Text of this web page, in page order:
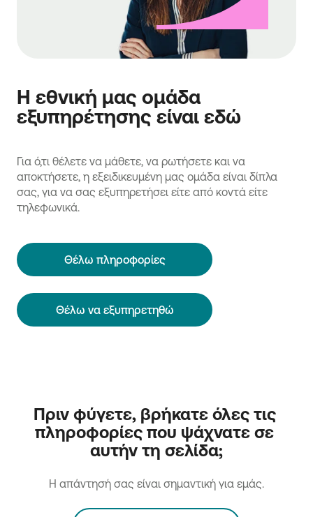
Η εθνική μας ομάδα
εξυπηρέτησης είναι εδώ
Για ό,τι θέλετε να μάθετε, να ρωτήσετε και να
αποκτήσετε, η εξειδικευμένη μας ομάδα είναι δίπλα
σας, για να σας εξυπηρετήσει είτε από κοντά είτε
τηλεφωνικά.
Θέλω πληροφορίες
Θέλω να εξυπηρετηθώ
Πριν φύγετε, βρήκατε όλες τις
πληροφορίες που ψάχνατε σε
αυτήν τη σελίδα;
H απάντησή σας είναι σημαντική για εμάς.